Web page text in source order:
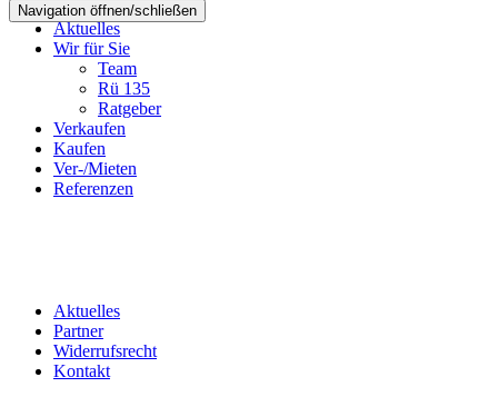
Navigation öffnen/schließen
Aktuelles
Wir für Sie
Team
Rü 135
Ratgeber
Verkaufen
Kaufen
Ver-/Mieten
Referenzen
Aktuelles
Partner
Widerrufsrecht
Kontakt